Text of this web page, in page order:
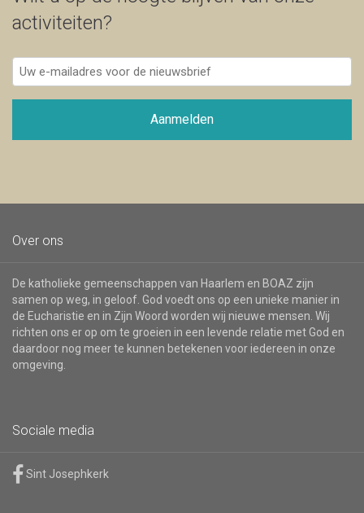
activiteiten?
Uw
e-
mailadres
de
Aanmelden
Over ons
De katholieke gemeenschappen van Haarlem en BOAZ zijn
samen op weg, in geloof. God voedt ons op een unieke manier in
de Eucharistie en in Zijn Woord worden wij nieuwe mensen. Wij
richten ons er op om te groeien in een levende relatie met God en
daardoor nog meer te kunnen betekenen voor iedereen in onze
omgeving.
Sociale media
Sint Josephkerk